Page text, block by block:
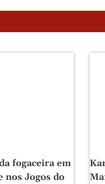
fogaceira em
nos Jogos do